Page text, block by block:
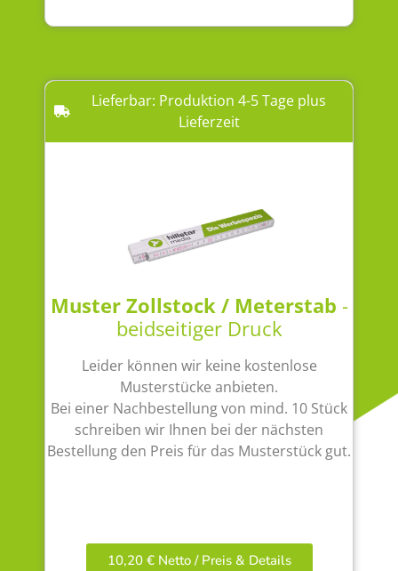
Lieferbar: Produktion 4-5 Tage plus
Lieferzeit
Muster Zollstock / Meterstab -
beidseitiger Druck
Leider können wir keine kostenlose
Musterstücke anbieten.
Bei einer Nachbestellung von mind. 10 Stück
schreiben wir Ihnen bei der nächsten
Bestellung den Preis für das Musterstück gut.
10,20 € Netto / Preis & Details